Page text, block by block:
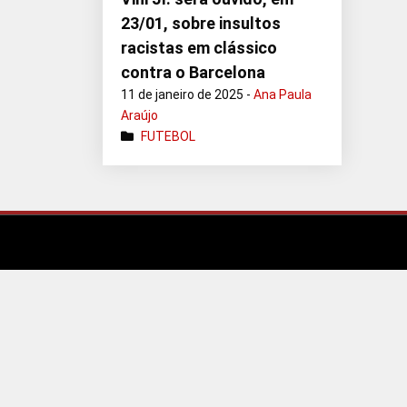
23/01, sobre insultos
racistas em clássico
contra o Barcelona
11 de janeiro de 2025 -Ana Paula
Araújo
FUTEBOL